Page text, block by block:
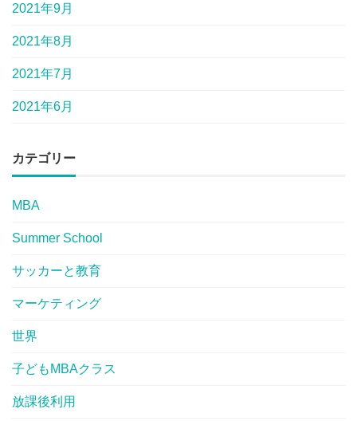
2021年9月
2021年8月
2021年7月
2021年6月
カテゴリー
MBA
Summer School
サッカーと教育
マーケティング
世界
子どもMBAクラス
放課後利用